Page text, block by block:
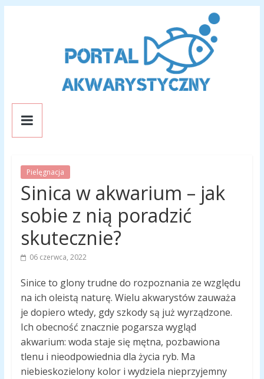
Portal
Portal
rybkach
akwariowych
Pielęgnacja
Sinica w akwarium – jak
sobie z nią poradzić
skutecznie?
06 czerwca, 2022
Sinice to glony trudne do rozpoznania ze względu
na ich oleistą naturę. Wielu akwarystów zauważa
je dopiero wtedy, gdy szkody są już wyrządzone.
Ich obecność znacznie pogarsza wygląd
akwarium: woda staje się mętna, pozbawiona
tlenu i nieodpowiednia dla życia ryb. Ma
niebieskozielony kolor i wydziela nieprzyjemny